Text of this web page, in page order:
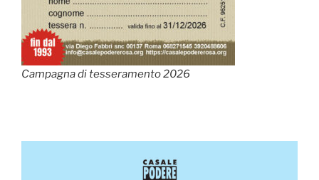
Campagna di tesseramento 2026